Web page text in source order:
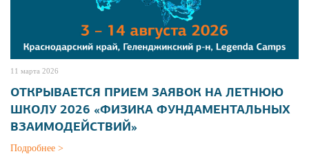
11 марта 2026
ОТКРЫВАЕТСЯ ПРИЕМ ЗАЯВОК НА ЛЕТНЮЮ
ШКОЛУ 2026 «ФИЗИКА ФУНДАМЕНТАЛЬНЫХ
ВЗАИМОДЕЙСТВИЙ»
Подробнее >